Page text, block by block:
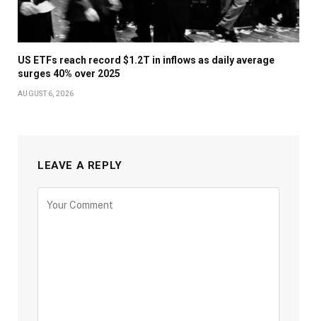
US ETFs reach record $1.2T in inflows as daily average
surges 40% over 2025
AUGUST 6, 2026
LEAVE A REPLY